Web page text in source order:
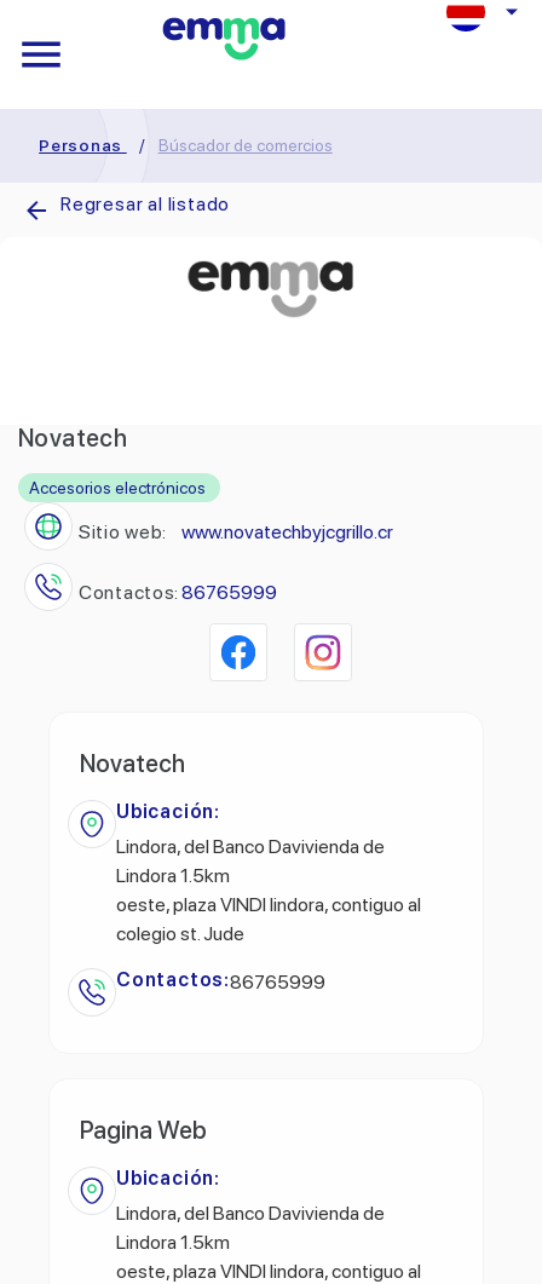
Personas / Búscador de comercios
Regresar al listado
Novatech
Accesorios electrónicos
Sitio web: www.novatechbyjcgrillo.cr
Contactos: 86765999
Novatech
Ubicación:
Lindora, del Banco Davivienda de
Lindora 1.5km
oeste, plaza VINDI lindora, contiguo al
colegio st. Jude
Contactos:86765999
Pagina Web
Ubicación:
Lindora, del Banco Davivienda de
Lindora 1.5km
oeste, plaza VINDI lindora, contiguo al